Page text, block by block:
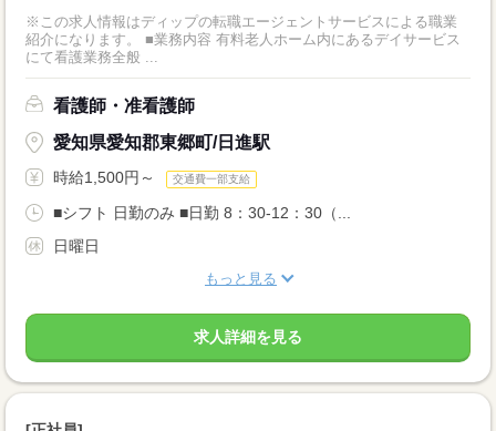
※この求人情報はディップの転職エージェントサービスによる職業
紹介になります。 ■業務内容 有料老人ホーム内にあるデイサービス
にて看護業務全般 ...
看護師・准看護師
愛知県愛知郡東郷町/日進駅
時給1,500円～ 交通費一部支給
■シフト 日勤のみ ■日勤 8：30-12：30（...
日曜日
もっと見る
求人詳細を見る